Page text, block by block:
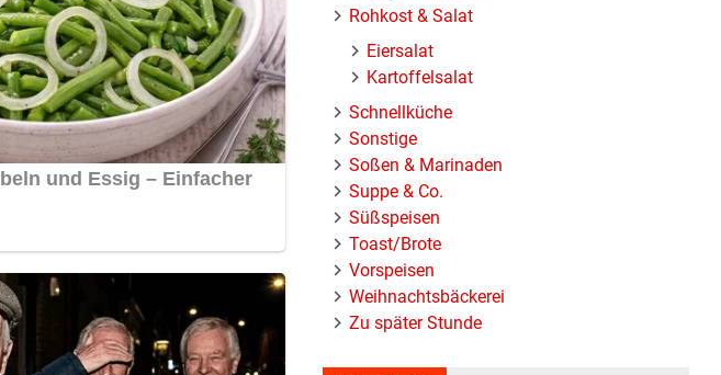
Rohkost & Salat
Eiersalat
Kartoffelsalat
Schnellküche
Sonstige
Soßen & Marinaden
Suppe & Co.
Süßspeisen
Toast/Brote
Vorspeisen
Weihnachtsbäckerei
Zu später Stunde